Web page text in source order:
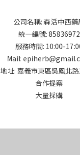
公司名稱: 森活中西藥
統一編號: 85836972
服務時間: 10:00-
Mail:
地址: 嘉義市東區吳鳳北
合作提案
大量採購